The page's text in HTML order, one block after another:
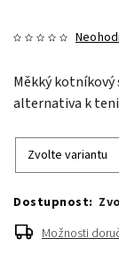
Měkký kotníkový
alternativa k
Možnosti